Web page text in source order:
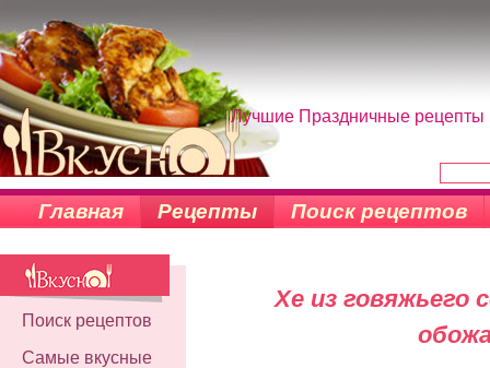
Лучшие Праздничные рецепты
Главная Рецепты Поиск рецептов
Поиск рецептов
Самые вкусные
Хе из говяжьего